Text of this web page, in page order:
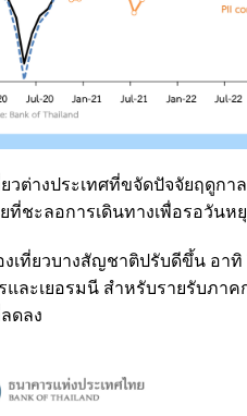
วต่างประเทศที่ขจัดปัจจัยฤดูก
ยที่ชะลอการเดินทางเพื่อรอวัน
งเที่ยวบางสัญชาติปรับดีขึ้น อา
ละเยอรมนี สำหรับรายรับภา
ดลง